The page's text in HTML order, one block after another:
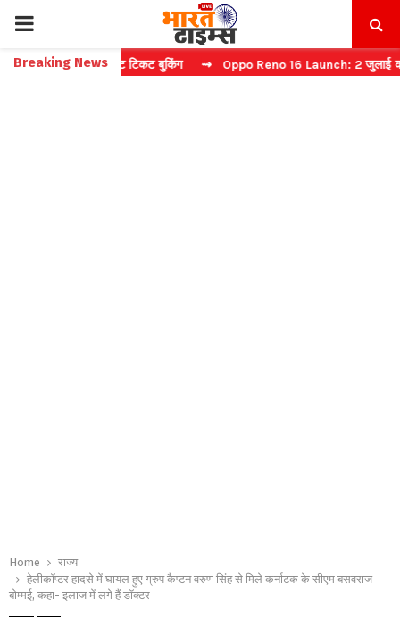
PRIMARY
MENU
Breaking News
कैप्चा करें फास्ट टिकट बुकिंग ⇝ Oppo Reno 16 Launch: 2 जुलाई को भारत
Home
राज्य
हेलीकॉप्टर हादसे में घायल हुए ग्रुप कैप्टन वरुण सिंह से मिले कर्नाटक के सीएम बसवराज
बोम्मई, कहा- इलाज में लगे हैं डॉक्टर